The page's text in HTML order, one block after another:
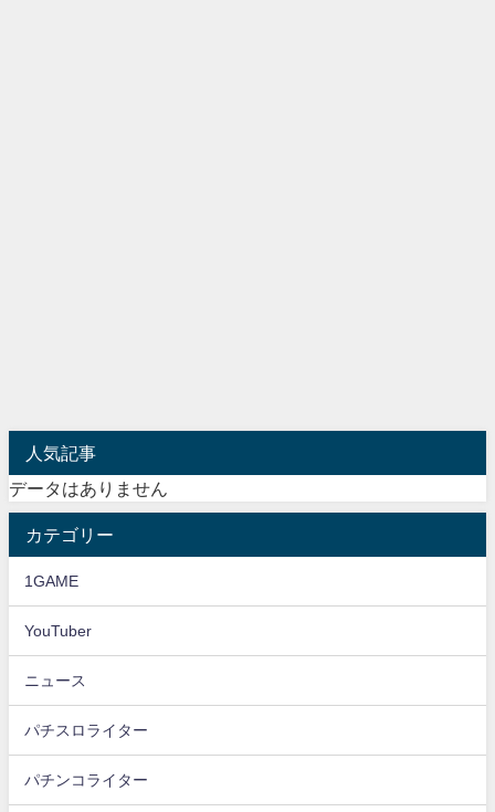
人気記事
データはありません
カテゴリー
1GAME
YouTuber
ニュース
パチスロライター
パチンコライター